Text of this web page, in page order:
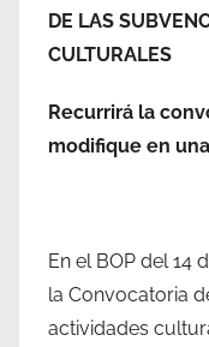
DE LAS
CULTURALES
Recurrirá la
modifique en
En el BOP del 14
la Convocatoria
actividades